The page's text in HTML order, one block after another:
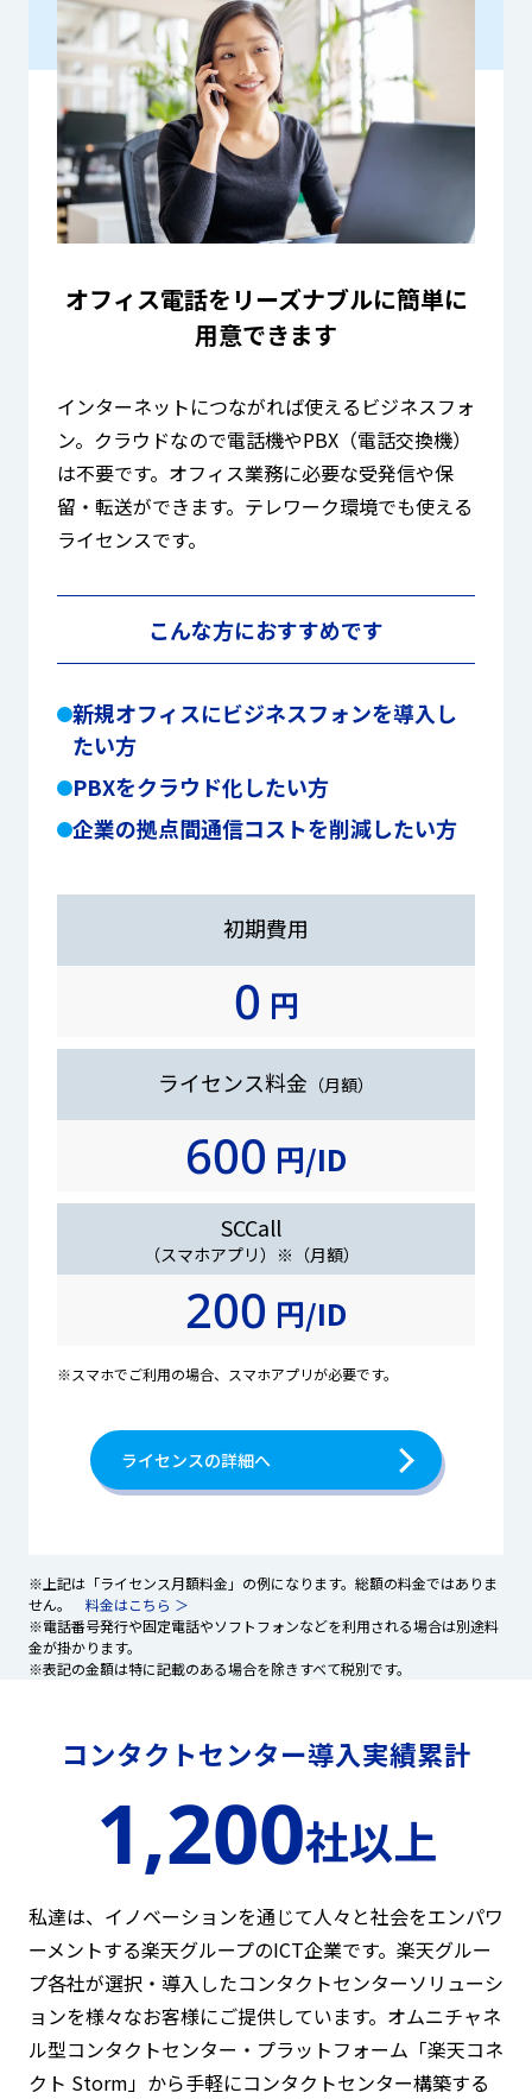
オフィス電話をリーズナブルに簡単に
用意できます
インターネットにつながれば使えるビジネスフォ
ン。クラウドなので電話機やPBX（電話交換機）
は不要です。オフィス業務に必要な受発信や保
留・転送ができます。テレワーク環境でも使える
ライセンスです。
こんな方におすすめです
新規オフィスにビジネスフォンを導入し
たい方
PBXをクラウド化したい方
企業の拠点間通信コストを削減したい方
初期費用
0 円
ライセンス料金 （月額）
600 円/ID
SCCall
（スマホアプリ）※（月額）
200 円/ID
※スマホでご利用の場合、スマホアプリが必要です。
ライセンスの詳細へ
※上記は「ライセンス月額料金」の例になります。総額の料金ではありま
せん。 料金はこちら ＞
※電話番号発行や固定電話やソフトフォンなどを利用される場合は別途料
金が掛かります。
※表記の金額は特に記載のある場合を除きすべて税別です。
コンタクトセンター導入実績累計
1,200社以上
私達は、イノベーションを通じて人々と社会をエンパワ
ーメントする楽天グループのICT企業です。 楽天グルー
プ各社が選択・導入したコンタクトセンターソリューシ
ョンを様々なお客様にご提供しています。 オムニチャネ
ル型コンタクトセンター・プラットフォーム「楽天コネ
クト Storm」から手軽にコンタクトセンター構築する